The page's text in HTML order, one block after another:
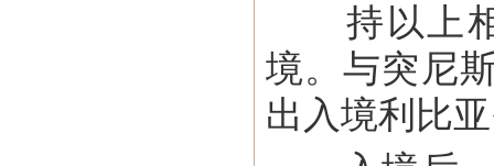
持以上相
境。与突尼
出入境利比